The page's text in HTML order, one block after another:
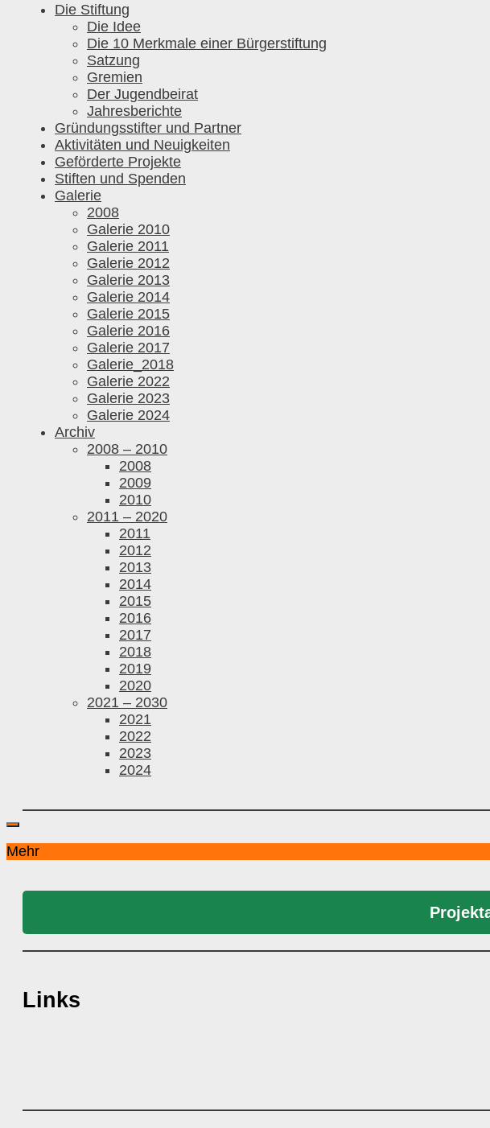
Die Stiftung
Die Idee
Die 10 Merkmale einer Bürgerstiftung
Satzung
Gremien
Der Jugendbeirat
Jahresberichte
Gründungsstifter und Partner
Aktivitäten und Neuigkeiten
Geförderte Projekte
Stiften und Spenden
Galerie
2008
Galerie 2010
Galerie 2011
Galerie 2012
Galerie 2013
Galerie 2014
Galerie 2015
Galerie 2016
Galerie 2017
Galerie_2018
Galerie 2022
Galerie 2023
Galerie 2024
Archiv
2008 – 2010
2008
2009
2010
2011 – 2020
2011
2012
2013
2014
2015
2016
2017
2018
2019
2020
2021 – 2030
2021
2022
2023
2024
Mehr
Links